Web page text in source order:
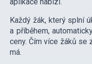
Každý žák, který splní
a příběhem,
ceny. Čím více žáků se
má.